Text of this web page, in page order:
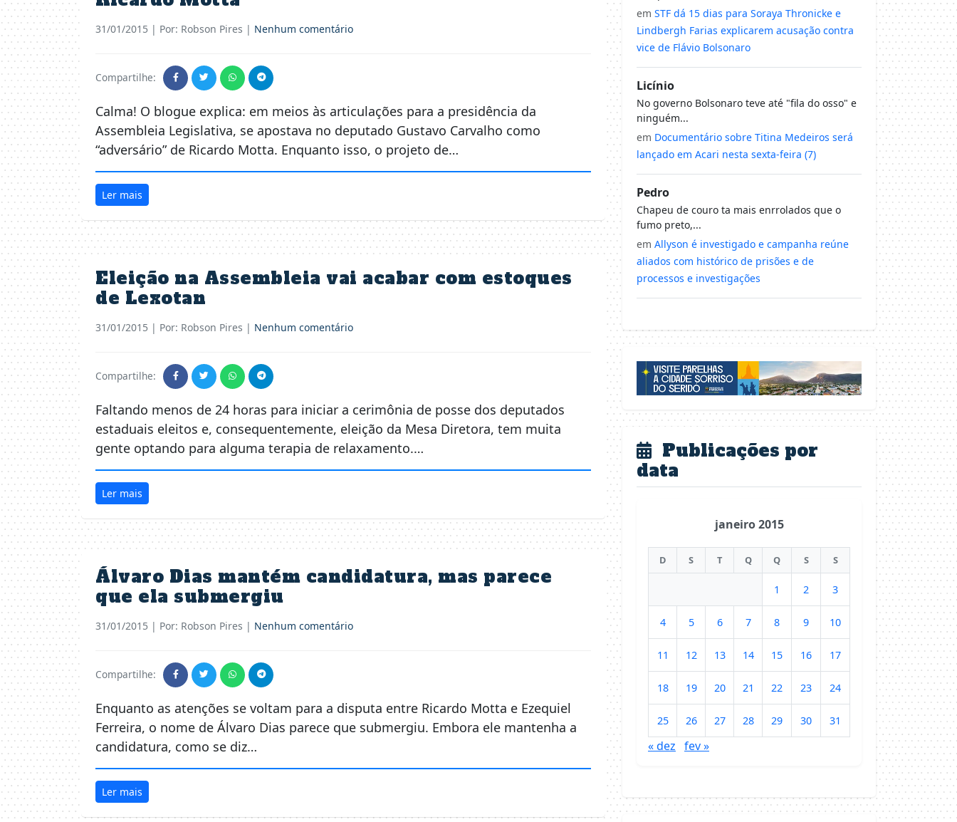
31/01/2015 | Por: Robson Pires | Nenhum comentário
Compartilhe:
Calma! O blogue explica: em meios às articulações para a presidência da
Assembleia Legislativa, se apostava no deputado Gustavo Carvalho como
“adversário” de Ricardo Motta. Enquanto isso, o projeto de…
Ler mais
Eleição na Assembleia vai acabar com estoques
de Lexotan
31/01/2015 | Por: Robson Pires | Nenhum comentário
Compartilhe:
Faltando menos de 24 horas para iniciar a cerimônia de posse dos deputados
estaduais eleitos e, consequentemente, eleição da Mesa Diretora, tem muita
gente optando para alguma terapia de relaxamento.…
Ler mais
Álvaro Dias mantém candidatura, mas parece
que ela submergiu
31/01/2015 | Por: Robson Pires | Nenhum comentário
Compartilhe:
Enquanto as atenções se voltam para a disputa entre Ricardo Motta e Ezequiel
Ferreira, o nome de Álvaro Dias parece que submergiu. Embora ele mantenha a
candidatura, como se diz…
Ler mais
em STF dá 15 dias para Soraya Thronicke e
Lindbergh Farias explicarem acusação contra
vice de Flávio Bolsonaro
Licínio
No governo Bolsonaro teve até "fila do osso" e
ninguém...
em Documentário sobre Titina Medeiros será
lançado em Acari nesta sexta-feira (7)
Pedro
Chapeu de couro ta mais enrrolados que o
fumo preto,...
em Allyson é investigado e campanha reúne
aliados com histórico de prisões e de
processos e investigações
Publicações por
data
janeiro 2015
D S T Q Q S S
1 2 3
4 5 6 7 8 9 10
11 12 13 14 15 16 17
18 19 20 21 22 23 24
25 26 27 28 29 30 31
« dez fev »